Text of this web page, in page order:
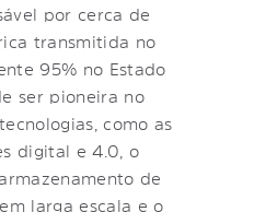
por cerca de
transmitida no
95% no Estado
ser pioneira no
como as
digital e 4.0, o
de
larga escala e o